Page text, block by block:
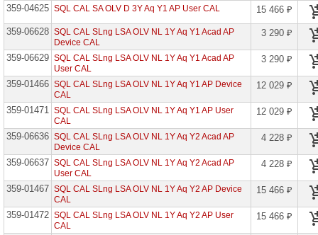
Advanced
10
Year
Edu
Advanced
Communications
Edu
Advanced
Threat
Analytics
CML
AI
Builder
Capacity
Edu
Audio
Conferencing
Edu
359-04625 SQL CAL SA OLV D 3Y Aq Y1 AP User CAL 15 466 ₽
359-06628 SQL CAL SLng LSA OLV NL 1Y Aq Y1 Acad AP
Device CAL
3 290 ₽
359-06629 SQL CAL SLng LSA OLV NL 1Y Aq Y1 Acad AP
User CAL
3 290 ₽
359-01466 SQL CAL SLng LSA OLV NL 1Y Aq Y1 AP Device
CAL
12 029 ₽
359-01471 SQL CAL SLng LSA OLV NL 1Y Aq Y1 AP User
CAL
12 029 ₽
359-06636 SQL CAL SLng LSA OLV NL 1Y Aq Y2 Acad AP
Device CAL
4 228 ₽
359-06637 SQL CAL SLng LSA OLV NL 1Y Aq Y2 Acad AP
User CAL
4 228 ₽
359-01467 SQL CAL SLng LSA OLV NL 1Y Aq Y2 AP Device
CAL
15 466 ₽
359-01472 SQL CAL SLng LSA OLV NL 1Y Aq Y2 AP User
CAL
15 466 ₽